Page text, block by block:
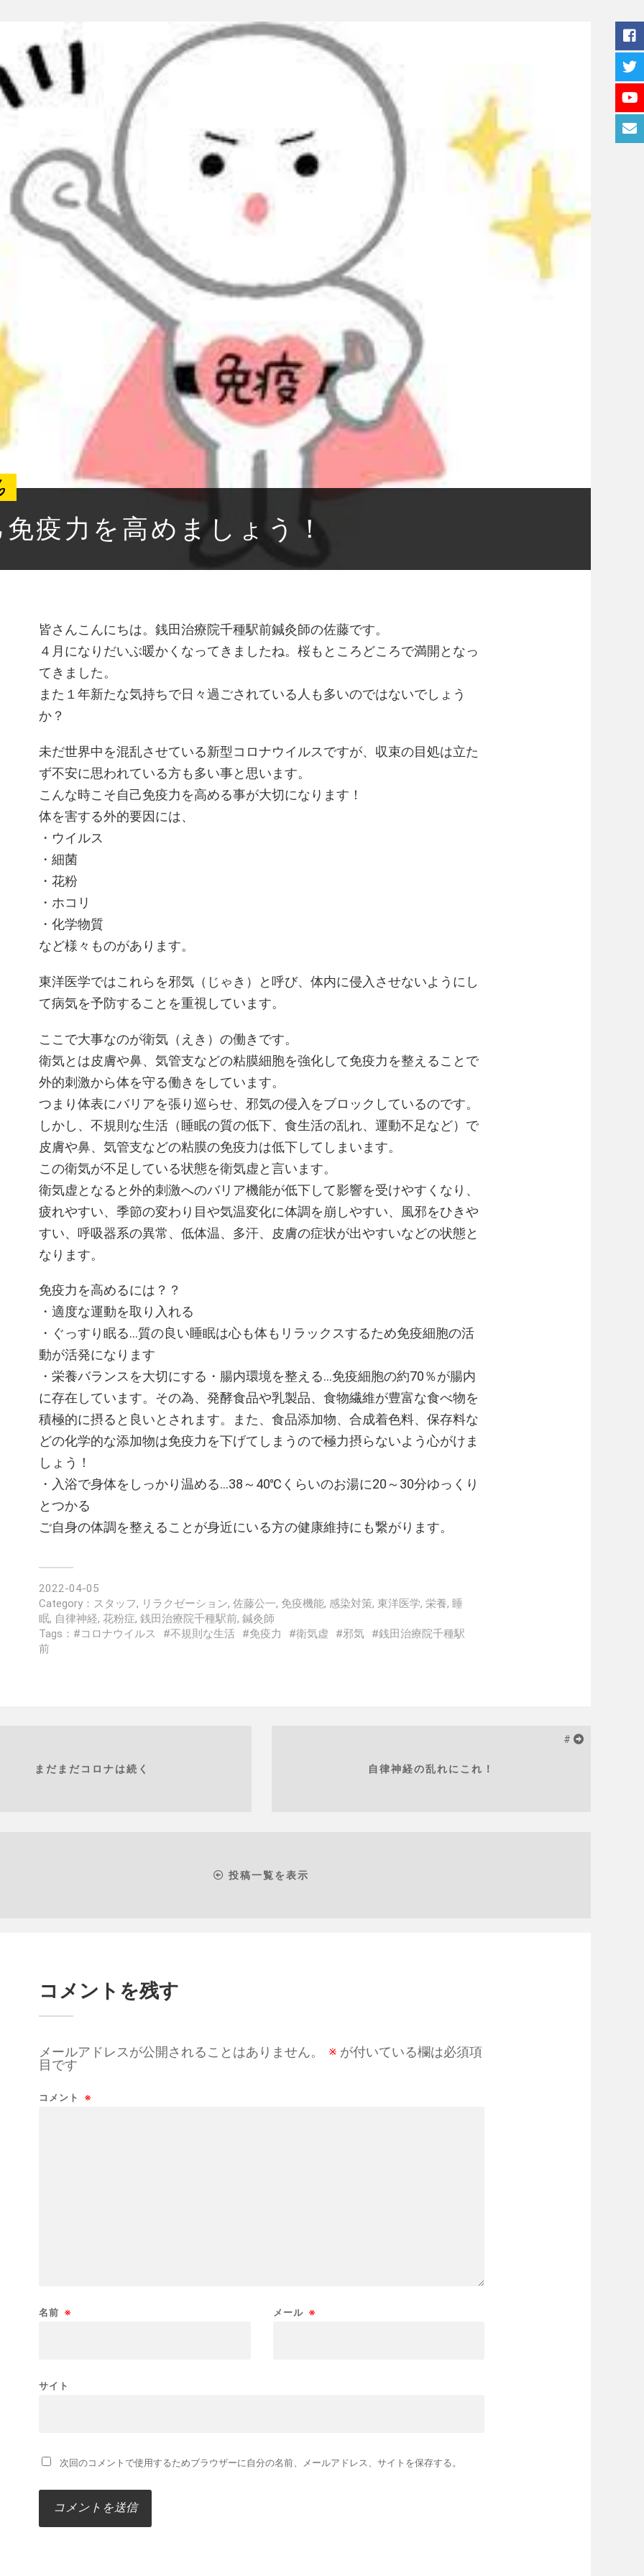
免疫力を高めましょう！
皆さんこんにちは。銭田治療院千種駅前鍼灸師の佐藤です。
４月になりだいぶ暖かくなってきましたね。桜もところどころで満開となっ
てきました。
また１年新たな気持ちで日々過ごされている人も多いのではないでしょう
か？
未だ世界中を混乱させている新型コロナウイルスですが、収束の目処は立た
ず不安に思われている方も多い事と思います。
こんな時こそ自己免疫力を高める事が大切になります！
体を害する外的要因には、
・ウイルス
・細菌
・花粉
・ホコリ
・化学物質
など様々ものがあります。
東洋医学ではこれらを邪気（じゃき）と呼び、体内に侵入させないようにし
て病気を予防することを重視しています。
ここで大事なのが衛気（えき）の働きです。
衛気とは皮膚や鼻、気管支などの粘膜細胞を強化して免疫力を整えることで
外的刺激から体を守る働きをしています。
つまり体表にバリアを張り巡らせ、邪気の侵入をブロックしているのです。
しかし、不規則な生活（睡眠の質の低下、食生活の乱れ、運動不足など）で
皮膚や鼻、気管支などの粘膜の免疫力は低下してしまいます。
この衛気が不足している状態を衛気虚と言います。
衛気虚となると外的刺激へのバリア機能が低下して影響を受けやすくなり、
疲れやすい、季節の変わり目や気温変化に体調を崩しやすい、風邪をひきや
すい、呼吸器系の異常、低体温、多汗、皮膚の症状が出やすいなどの状態と
なります。
免疫力を高めるには？？
・適度な運動を取り入れる
・ぐっすり眠る…質の良い睡眠は心も体もリラックスするため免疫細胞の活
動が活発になります
・栄養バランスを大切にする・腸内環境を整える…免疫細胞の約70％が腸内
に存在しています。その為、発酵食品や乳製品、食物繊維が豊富な食べ物を
積極的に摂ると良いとされます。また、食品添加物、合成着色料、保存料な
どの化学的な添加物は免疫力を下げてしまうので極力摂らないよう心がけま
しょう！
・入浴で身体をしっかり温める…38～40℃くらいのお湯に20～30分ゆっくり
とつかる
ご自身の体調を整えることが身近にいる方の健康維持にも繋がります。
2022-04-05
Category： スタッフ, リラクゼーション, 佐藤公一, 免疫機能, 感染対策, 東洋医学, 栄養, 睡
眠, 自律神経, 花粉症, 銭田治療院千種駅前, 鍼灸師
Tags：
コロナウイルス 不規則な生活 免疫力 衛気虚 邪気
銭田治療院千種駅
前
まだまだコロナは続く
#
自律神経の乱れにこれ！
投稿一覧を表示
コメントを残す
メールアドレスが公開されることはありません。 ※ が付いている欄は必須項
目です
コメント ※
名前 ※ メール ※
サイト
次回のコメントで使用するためブラウザーに自分の名前、メールアドレス、サイトを保存する。